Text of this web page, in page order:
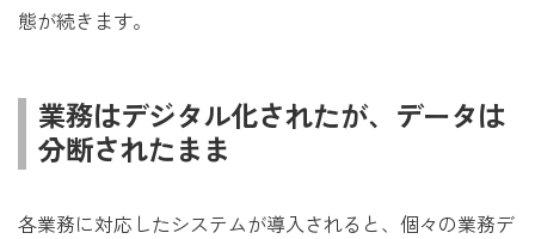
態が続きます。
業務はデジタル化されたが、データは
分断されたまま
各業務に対応したシステムが導入されると、個々の業務デ